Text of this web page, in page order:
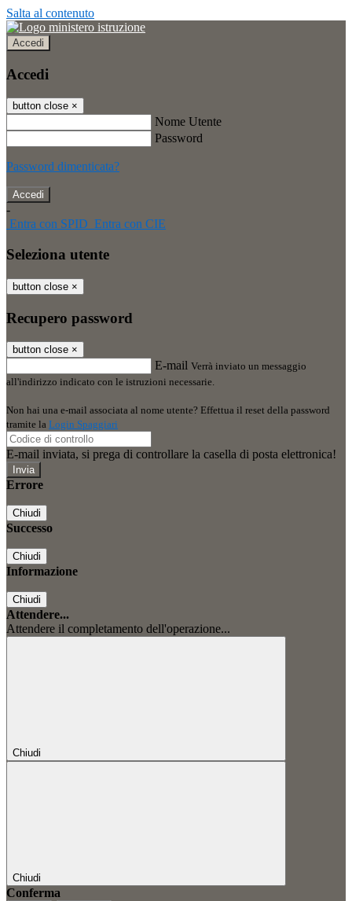
Salta al contenuto
Accedi
Accedi
button close ×
Nome Utente
Password
Password dimenticata?
-
Entra con SPID Entra con CIE
Seleziona utente
button close ×
Recupero password
button close ×
E-mail Verrà inviato un messaggio
all'indirizzo indicato con le istruzioni necessarie.
Non hai una e-mail associata al nome utente? Effettua il reset della password
tramite la Login Spaggiari
E-mail inviata, si prega di controllare la casella di posta elettronica!
Errore
Chiudi
Successo
Chiudi
Informazione
Chiudi
Attendere...
Attendere il completamento dell'operazione...
Chiudi
Chiudi
Conferma